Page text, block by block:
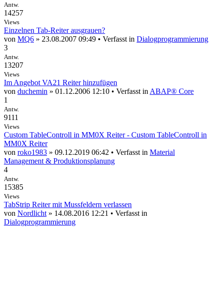
Antw.
14257
Views
Einzelnen Tab-Reiter ausgrauen?
von MQ6 » 23.08.2007 09:49 • Verfasst in Dialogprogrammierung
3
Antw.
13207
Views
Im Angebot VA21 Reiter hinzufügen
von duchemin » 01.12.2006 12:10 • Verfasst in ABAP® Core
1
Antw.
9111
Views
Custom TableControll in MM0X Reiter - Custom TableControll in
MM0X Reiter
von roko1983 » 09.12.2019 06:42 • Verfasst in Material
Management & Produktionsplanung
4
Antw.
15385
Views
TabStrip Reiter mit Mussfeldern verlassen
von Nordlicht » 14.08.2016 12:21 • Verfasst in
Dialogprogrammierung